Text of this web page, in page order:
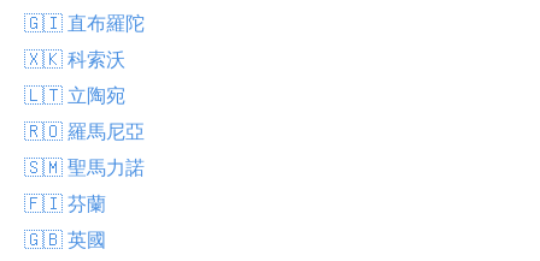
🇬🇮 直布羅陀
🇽🇰 科索沃
🇱🇹 立陶宛
🇷🇴 羅馬尼亞
🇸🇲 聖馬力諾
🇫🇮 芬蘭
🇬🇧 英國